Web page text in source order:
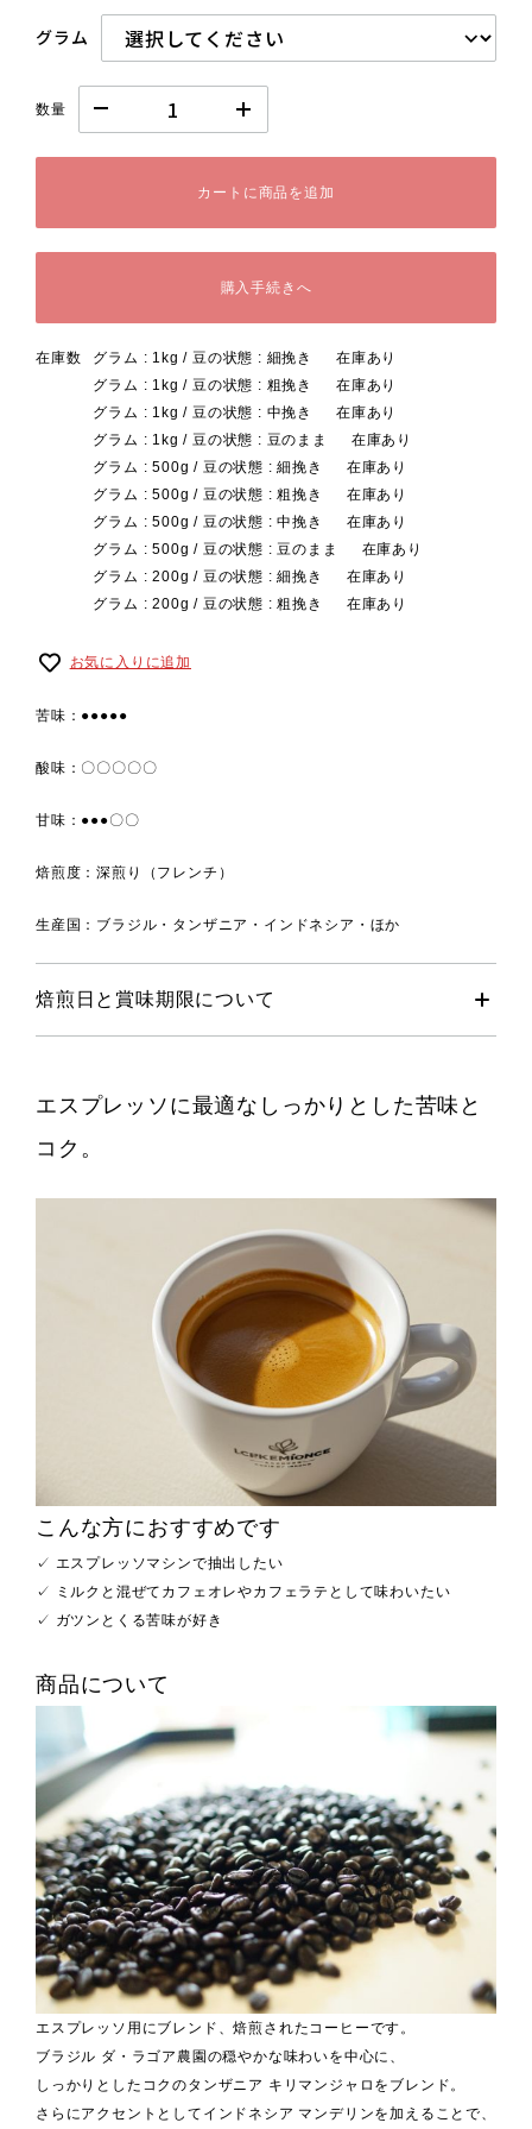
グラム
数量
カートに商品を追加
購入手続きへ
在庫数 グラム : 1kg / 豆の状態 : 細挽き
在庫あり
グラム : 1kg / 豆の状態 : 粗挽き
在庫あり
グラム : 1kg / 豆の状態 : 中挽き
在庫あり
グラム : 1kg / 豆の状態 : 豆のまま
在庫あり
グラム : 500g / 豆の状態 : 細挽き
在庫あり
グラム : 500g / 豆の状態 : 粗挽き
在庫あり
グラム : 500g / 豆の状態 : 中挽き
在庫あり
グラム : 500g / 豆の状態 : 豆のまま
在庫あり
グラム : 200g / 豆の状態 : 細挽き
在庫あり
グラム : 200g / 豆の状態 : 粗挽き
在庫あり
お気に入りに追加
苦味：●●●●●
酸味：〇〇〇〇〇
甘味：●●●〇〇
焙煎度：深煎り（フレンチ）
生産国：ブラジル・タンザニア・インドネシア・ほか
焙煎日と賞味期限について
エスプレッソに最適なしっかりとした苦味と
コク。
こんな方におすすめです
✓ エスプレッソマシンで抽出したい
✓ ミルクと混ぜてカフェオレやカフェラテとして味わいたい
✓ ガツンとくる苦味が好き
商品について
エスプレッソ用にブレンド、焙煎されたコーヒーです。
ブラジル ダ・ラゴア農園の穏やかな味わいを中心に、
しっかりとしたコクのタンザニア キリマンジャロをブレンド。
さらにアクセントとしてインドネシア マンデリンを加えることで、